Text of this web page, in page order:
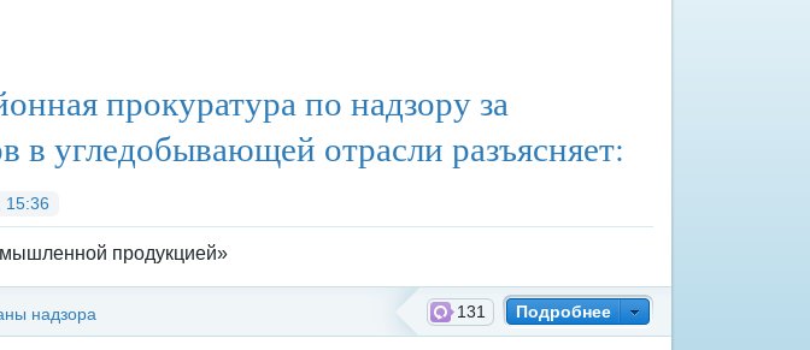
прокуратура по надзору за
в угледобывающей отрасли разъясняет:
15:36
продукцией»
Подробнее
131
надзора